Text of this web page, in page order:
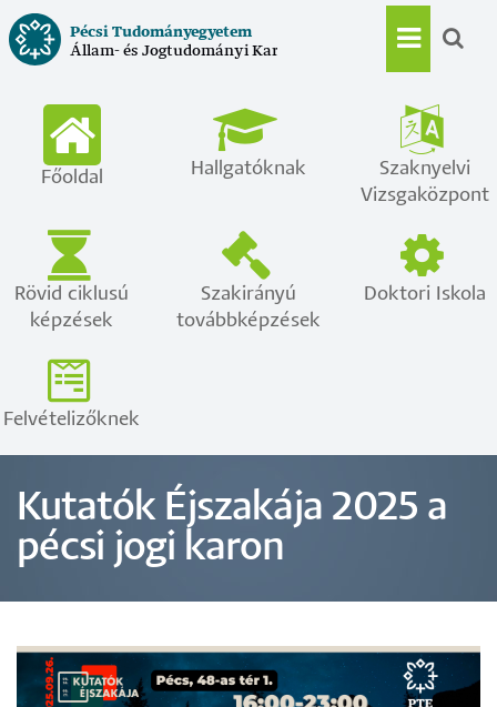
Ugrás
a
tartalomra
Pécsi Tudományegyetem
Állam- és Jogtudományi Kar
Main
Főoldal Hallgatóknak
Szaknyelvi
Vizsgaközpont
Rövid ciklusú
képzések
Szakirányú
továbbképzések
Doktori Iskola
Felvételizőknek
Kutatók Éjszakája 2025 a
pécsi jogi karon